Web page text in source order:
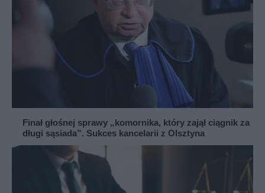
Finał głośnej sprawy „komornika, który zajął ciągnik za
długi sąsiada”. Sukces kancelarii z Olsztyna